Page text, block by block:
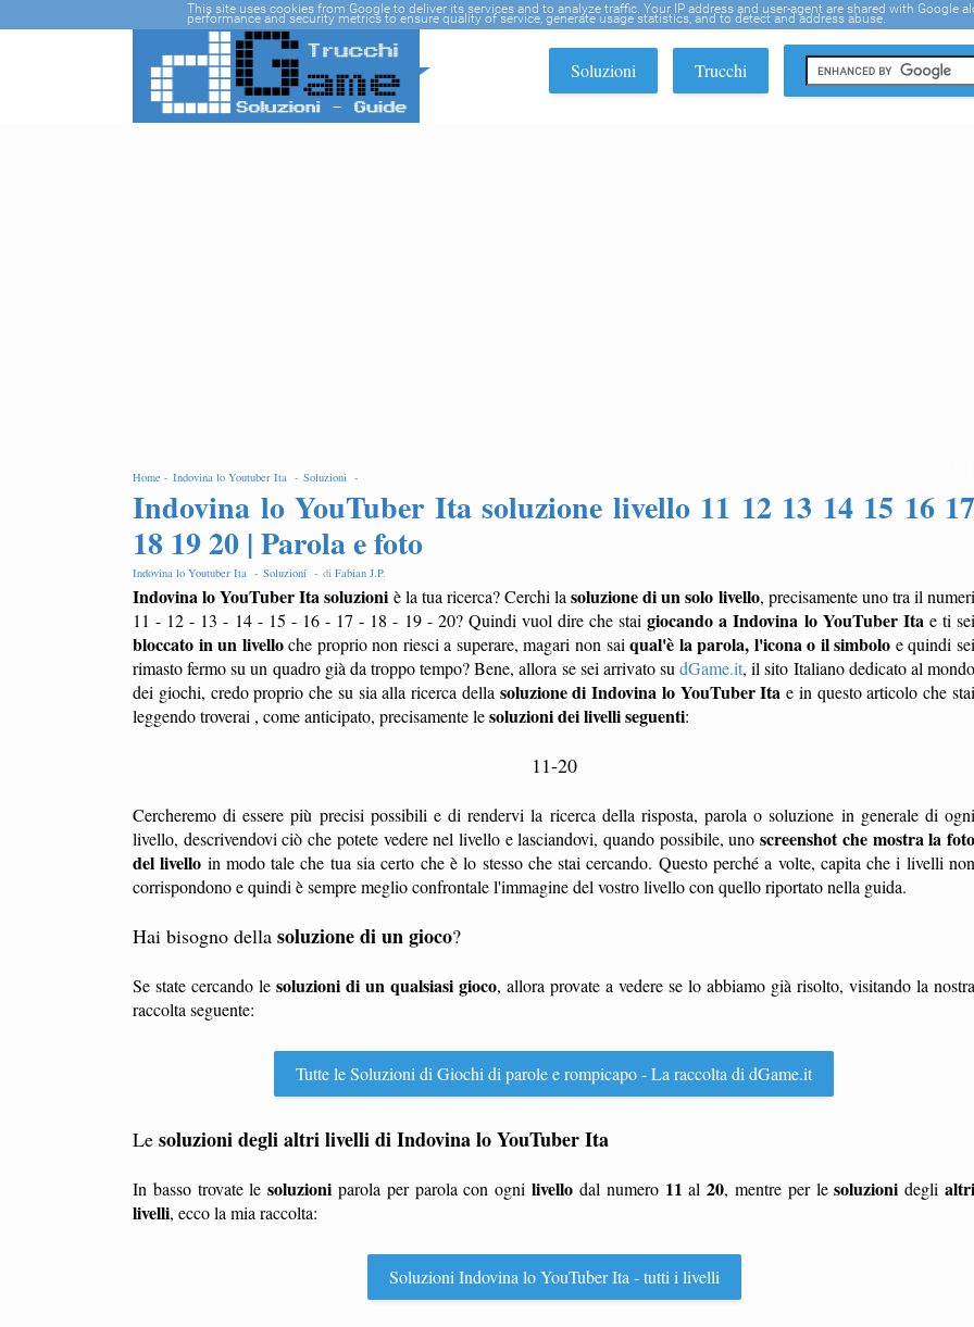
Soluzioni Trucchi
Home - Indovina lo Youtuber Ita - Soluzioni -
Indovina lo YouTuber Ita soluzione livello 11 12 13 14 15 16 17
18 19 20 | Parola e foto
Indovina lo Youtuber Ita - Soluzioni - di Fabian J.P.
Indovina lo YouTuber Ita soluzioni è la tua ricerca? Cerchi lasoluzione di un solo livello, precisamente uno tra il numeri
11 - 12 - 13 - 14 - 15 - 16 - 17 - 18 - 19 - 20? Quindi vuol dire che staigiocando a Indovina lo YouTuber Ita e ti sei
bloccato in un livelloche proprio non riesci a superare, magari non saiqual'è la parola, l'icona o il simbolo e quindi sei
rimasto fermo su un quadro già da troppo tempo? Bene, allora se sei arrivato sudGame.it, il sito Italiano dedicato al mondo
dei giochi, credo proprio che su sia alla ricerca della soluzione di Indovina lo YouTuber Ita e in questo articolo che stai
leggendo troverai , come anticipato, precisamente lesoluzioni dei livelli seguenti:
11-20
Cercheremo di essere più precisi possibili e di rendervi la ricerca della risposta, parola o soluzione in generale di ogni
livello, descrivendovi ciò che potete vedere nel livello e lasciandovi, quando possibile, unoscreenshot che mostra la foto
del livello in modo tale che tua sia certo che è lo stesso che stai cercando. Questo perché a volte, capita che i livelli non
corrispondono e quindi è sempre meglio confrontale l'immagine del vostro livello con quello riportato nella guida.
Hai bisogno della soluzione di un gioco?
Se state cercando le soluzioni di un qualsiasi gioco, allora provate a vedere se lo abbiamo già risolto, visitando la nostra
raccolta seguente:
Tutte le Soluzioni di Giochi di parole e rompicapo - La raccolta di dGame.it
Le soluzioni degli altri livelli di Indovina lo YouTuber Ita
In basso trovate lesoluzioni parola per parola con ognilivello dal numero 11 al20, mentre per lesoluzioni deglialtri
livelli, ecco la mia raccolta:
Soluzioni Indovina lo YouTuber Ita - tutti i livelli
This site uses cookies from Google to deliver its services and to analyze traffic. Your IP address and user-agent are shared with Google
performance and security metrics to ensure quality of service, generate usage statistics, and to detect and address abuse.